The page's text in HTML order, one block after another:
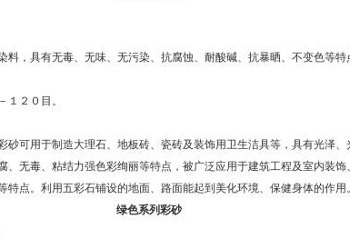
，具有无毒、无味、无污染、抗腐蚀、耐酸碱、抗暴晒、不变色等特
１２０目。
可用于制造大理石、地板砖、瓷砖及装饰用卫生洁具等，具有光泽
无毒、粘结力强色彩绚丽等特点，被广泛应用于建筑工程及室内装
点。利用五彩石铺设的地面、路面能起到美化环境、保健身体的作用
绿色系列彩砂